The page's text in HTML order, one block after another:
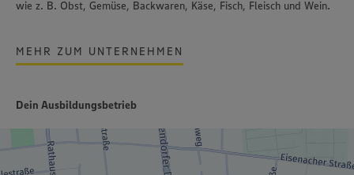
wie z. B. Obst, Gemüse, Backwaren, Käse, Fisch, Fleisch und Wein.
MEHR ZUM UNTERNEHMEN
Dein Ausbildungsbetrieb